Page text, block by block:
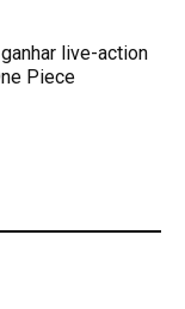
live-action
Piece